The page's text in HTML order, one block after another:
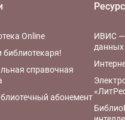
Online
библиотекаря!
справочная
абонемент
ИВИС —
данных